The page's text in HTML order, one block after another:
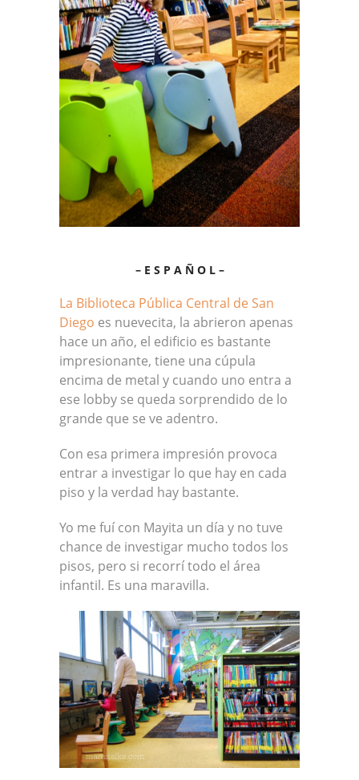
– E S P A Ñ O L –
La Biblioteca Pública Central de San
Diego es nuevecita, la abrieron apenas
hace un año, el edificio es bastante
impresionante, tiene una cúpula
encima de metal y cuando uno entra a
ese lobby se queda sorprendido de lo
grande que se ve adentro.
Con esa primera impresión provoca
entrar a investigar lo que hay en cada
piso y la verdad hay bastante.
Yo me fuí con Mayita un día y no tuve
chance de investigar mucho todos los
pisos, pero si recorrí todo el área
infantil. Es una maravilla.